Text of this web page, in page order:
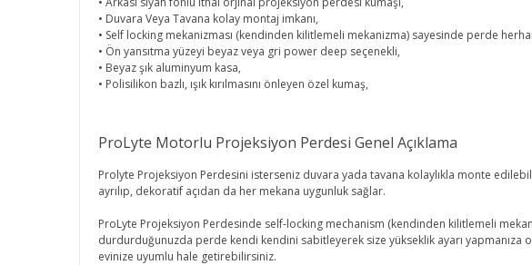
• Duvara Veya Tavana kolay montaj imkanı,
• Self locking mekanizması (kendinden kilitlemeli mekanizma) sayesinde perde
• Ön yansıtma yüzeyi beyaz veya gri power deep seçenekli,
• Beyaz şık aluminyum kasa,
• Polisilikon bazlı, ışık kırılmasını önleyen özel kumaş,
ProLyte Motorlu Projeksiyon Perdesi Genel Açıklama
Prolyte Projeksiyon Perdesini isterseniz duvara yada tavana kolaylıkla monte
ayrılıp, dekoratif açıdan da her mekana uygunluk sağlar.
ProLyte Projeksiyon Perdesinde self-locking mechanism (kendinden kilitlemeli
durdurduğunuzda perde kendi kendini sabitleyerek size yükseklik ayarı yapmanıza
evinize uyumlu hale getirebilirsiniz.